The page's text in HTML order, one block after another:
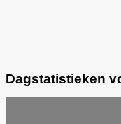
Dagstatistieken